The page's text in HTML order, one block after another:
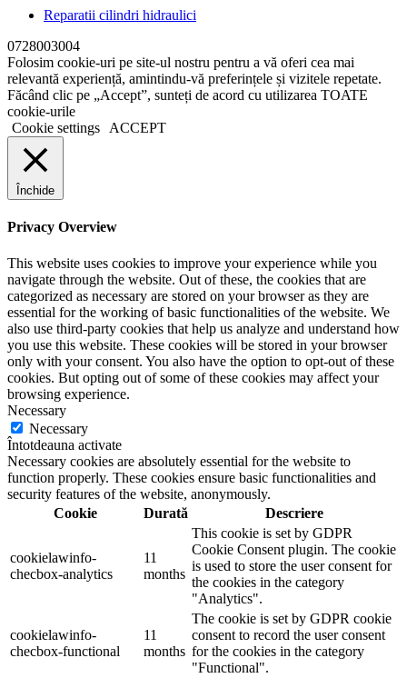
Reparatii cilindri hidraulici
0728003004
Folosim cookie-uri pe site-ul nostru pentru a vă oferi cea mai
relevantă experiență, amintindu-vă preferințele și vizitele repetate.
Făcând clic pe „Accept”, sunteți de acord cu utilizarea TOATE
cookie-urile
Cookie settings
ACCEPT
Închide
Privacy Overview
This website uses cookies to improve your experience while you
navigate through the website. Out of these, the cookies that are
categorized as necessary are stored on your browser as they are
essential for the working of basic functionalities of the website. We
also use third-party cookies that help us analyze and understand how
you use this website. These cookies will be stored in your browser
only with your consent. You also have the option to opt-out of these
cookies. But opting out of some of these cookies may affect your
browsing experience.
Necessary
Necessary
Întotdeauna activate
Necessary cookies are absolutely essential for the website to
function properly. These cookies ensure basic functionalities and
security features of the website, anonymously.
Cookie
Durată Descriere
cookielawinfo-
checbox-analytics
11
months
This cookie is set by GDPR
Cookie Consent plugin. The cookie
is used to store the user consent for
the cookies in the category
"Analytics".
cookielawinfo-
checbox-functional
11
months
The cookie is set by GDPR cookie
consent to record the user consent
for the cookies in the category
"Functional".